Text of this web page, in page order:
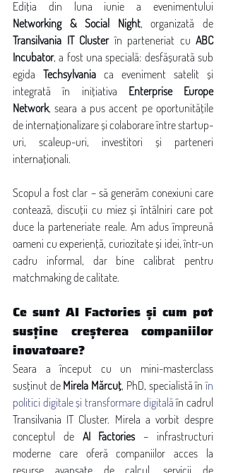
Networking & Social Night
Transilvania IT Cluster în parteneriat cu ABC
Incubator, a fost una specială: desfășurată sub
egida Techsylvania ca eveniment satelit și
integrată în inițiativa Enterprise Europe
Network, seara a pus accent pe oportunitățile
de internaționalizare și colaborare între startup-
uri, scaleup-uri, investitori și parteneri
internaționali.
Scopul a fost clar – să generăm conexiuni care
contează, discuții cu miez și întâlniri care pot
duce la parteneriate reale. Am adus împreună
oameni cu experiență, curiozitate și idei, într-un
cadru informal, dar bine calibrat pentru
matchmaking de calitate.
Ce sunt AI Factories și cum pot
susține creșterea companiilor
inovatoare?
Seara a început cu un mini-masterclass
susținut de Mirela Mărcuț, PhD, specialistă în în
politici digitale și transformare digitală în cadrul
Transilvania IT Cluster. Mirela a vorbit despre
conceptul de AI Factories – infrastructuri
moderne care oferă companiilor acces la
resurse avansate de calcul, servicii de